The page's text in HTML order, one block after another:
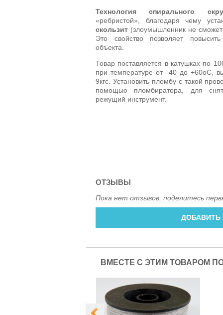
Технология спирального
«ребристой», благодаря чему
скользит (злоумышленник не
Это свойство позволяет
объекта.
Товар поставляется в катушках по
при температуре от -40 до +60оС,
9кгс. Установить пломбу с такой
помощью пломбиратора, для
режущий инструмент.
ОТЗЫВЫ
Пока нет отзывов, поделитесь
ВМЕСТЕ С ЭТИМ ТОВАРОМ